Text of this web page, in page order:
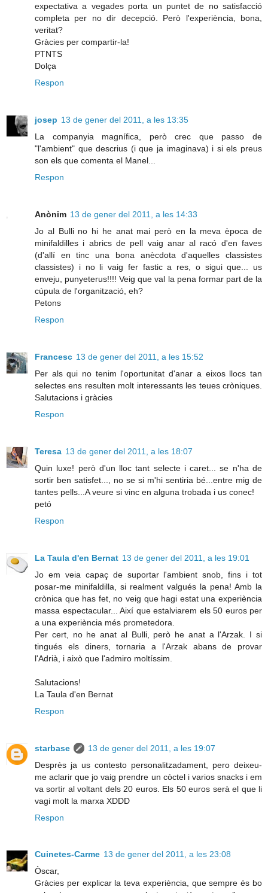
expectativa a vegades porta un puntet de no satisfacció
completa per no dir decepció. Però l'experiència, bona,
veritat?
Gràcies per compartir-la!
PTNTS
Dolça
Respon
josep 13 de gener del 2011, a les 13:35
La companyia magnífica, però crec que passo de
"l'ambient" que descrius (i que ja imaginava) i si els preus
son els que comenta el Manel...
Respon
Anònim 13 de gener del 2011, a les 14:33
Jo al Bulli no hi he anat mai però en la meva època de
minifaldilles i abrics de pell vaig anar al racó d'en faves
(d'allí en tinc una bona anècdota d'aquelles classistes
classistes) i no li vaig fer fastic a res, o sigui que... us
enveju, punyeterus!!!! Veig que val la pena formar part de la
cúpula de l'organització, eh?
Petons
Respon
Francesc 13 de gener del 2011, a les 15:52
Per als qui no tenim l'oportunitat d'anar a eixos llocs tan
selectes ens resulten molt interessants les teues cròniques.
Salutacions i gràcies
Respon
Teresa 13 de gener del 2011, a les 18:07
Quin luxe! però d'un lloc tant selecte i caret... se n'ha de
sortir ben satisfet..., no se si m'hi sentiria bé...entre mig de
tantes pells...A veure si vinc en alguna trobada i us conec!
petó
Respon
La Taula d'en Bernat 13 de gener del 2011, a les 19:01
Jo em veia capaç de suportar l'ambient snob, fins i tot
posar-me minifaldilla, si realment valgués la pena! Amb la
crònica que has fet, no veig que hagi estat una experiència
massa espectacular... Així que estalviarem els 50 euros per
a una experiència més prometedora.
Per cert, no he anat al Bulli, però he anat a l'Arzak. I si
tingués els diners, tornaria a l'Arzak abans de provar
l'Adrià, i això que l'admiro moltíssim.
Salutacions!
La Taula d'en Bernat
Respon
starbase
13 de gener del 2011, a les 19:07
Desprès ja us contesto personalitzadament, pero deixeu-
me aclarir que jo vaig prendre un còctel i varios snacks i em
va sortir al voltant dels 20 euros. Els 50 euros serà el que li
vagi molt la marxa XDDD
Respon
Cuinetes-Carme 13 de gener del 2011, a les 23:08
Òscar,
Gràcies per explicar la teva experiència, que sempre és bo